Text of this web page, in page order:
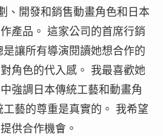
、開發和銷售動畫角色和日本
產品。 這家公司的首席行銷
讓所有導演閱讀她想合作的
角色的代入感。 我最喜歡她
強調日本傳統工藝和動畫角
藝的尊重是真實的。 我希望
供合作機會。